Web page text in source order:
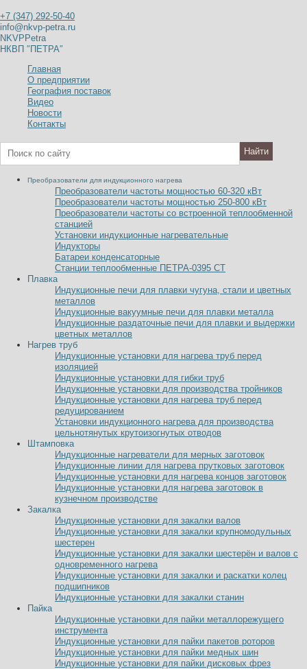
+7 (347) 292-50-40
info@nkvp-petra.ru
NKVPPetra
НКВП ″ПЕТРА″
Главная
О предприятии
География поставок
Видео
Новости
Контакты
Преобразователи для индукционного нагрева
Преобразователи частоты мощностью 60-320 кВт
Преобразователи частоты мощностью 250-800 кВт
Преобразователи частоты со встроенной теплообменной
станцией
Установки индукционные нагревательные
Индукторы
Батареи конденсаторные
Станции теплообменные ПЕТРА-0395 СТ
Плавка
Индукционные печи для плавки чугуна, стали и цветных
металлов
Индукционные вакуумные печи для плавки металла
Индукционные раздаточные печи для плавки и выдержки
цветных металлов
Нагрев труб
Индукционные установки для нагрева труб перед
изоляцией
Индукционные установки для гибки труб
Индукционные установки для производства тройников
Индукционные установки для нагрева труб перед
редуцированием
Установки индукционного нагрева для производства
цельнотянутых крутоизогнутых отводов
Штамповка
Индукционные нагреватели для мерных заготовок
Индукционные линии для нагрева прутковых заготовок
Индукционные установки для нагрева концов заготовок
Индукционные установки для нагрева заготовок в
кузнечном производстве
Закалка
Индукционные установки для закалки валов
Индукционные установки для закалки крупномодульных
шестерен
Индукционные установки для закалки шестерён и валов с
одновременного нагрева
Индукционные установки для закалки и раскатки колец
подшипников
Индукционные установки для закалки станин
Пайка
Индукционные установки для пайки металлорежущего
инструмента
Индукционные установки для пайки пакетов роторов
Индукционные установки для пайки медных шин
Индукционные установки для пайки дисковых фрез